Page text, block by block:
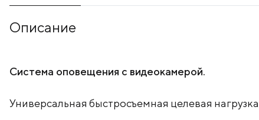
Описание
Система оповещения с видеокамерой.
Универсальная быстросъемная целевая